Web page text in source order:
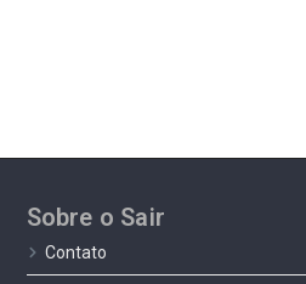
Sobre o Sair
Contato